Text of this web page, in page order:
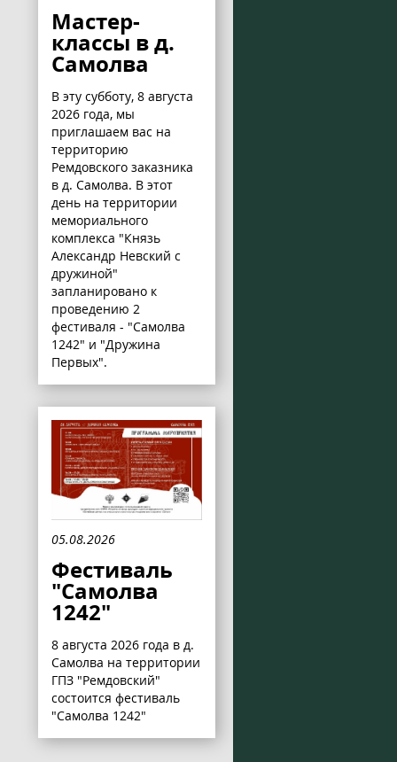
Мастер-
классы в д.
Самолва
В эту субботу, 8 августа
2026 года, мы
приглашаем вас на
территорию
Ремдовского заказника
в д. Самолва. В этот
день на территории
мемориального
комплекса "Князь
Александр Невский с
дружиной"
запланировано к
проведению 2
фестиваля - "Самолва
1242" и "Дружина
Первых".
05.08.2026
Фестиваль
"Самолва
1242"
8 августа 2026 года в д.
Самолва на территории
ГПЗ "Ремдовский"
состоится фестиваль
"Самолва 1242"